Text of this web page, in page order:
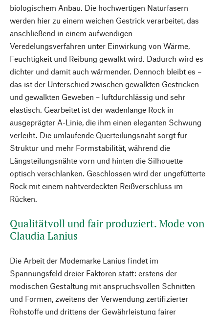
biologischem Anbau. Die hochwertigen Naturfasern
werden hier zu einem weichen Gestrick verarbeitet, das
anschließend in einem aufwendigen
Veredelungsverfahren unter Einwirkung von Wärme,
Feuchtigkeit und Reibung gewalkt wird. Dadurch wird es
dichter und damit auch wärmender. Dennoch bleibt es –
das ist der Unterschied zwischen gewalkten Gestricken
und gewalkten Geweben – luftdurchlässig und sehr
elastisch. Gearbeitet ist der wadenlange Rock in
ausgeprägter A-Linie, die ihm einen eleganten Schwung
verleiht. Die umlaufende Querteilungsnaht sorgt für
Struktur und mehr Formstabilität, während die
Längsteilungsnähte vorn und hinten die Silhouette
optisch verschlanken. Geschlossen wird der ungefütterte
Rock mit einem nahtverdeckten Reißverschluss im
Rücken.
Qualitätvoll und fair produziert. Mode von
Claudia Lanius
Die Arbeit der Modemarke Lanius findet im
Spannungsfeld dreier Faktoren statt: erstens der
modischen Gestaltung mit anspruchsvollen Schnitten
und Formen, zweitens der Verwendung zertifizierter
Rohstoffe und drittens der Gewährleistung fairer